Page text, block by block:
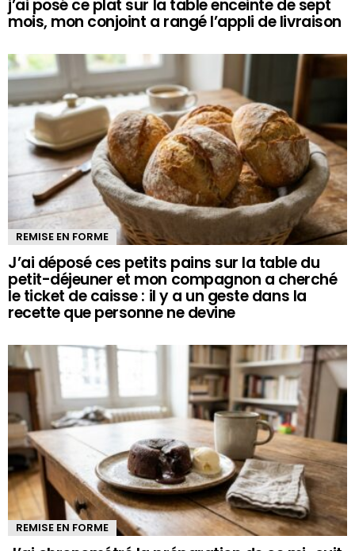
j’ai posé ce plat sur la table enceinte de sept
mois, mon conjoint a rangé l’appli de livraison
REMISE EN FORME
J’ai déposé ces petits pains sur la table du
petit-déjeuner et mon compagnon a cherché
le ticket de caisse : il y a un geste dans la
recette que personne ne devine
REMISE EN FORME